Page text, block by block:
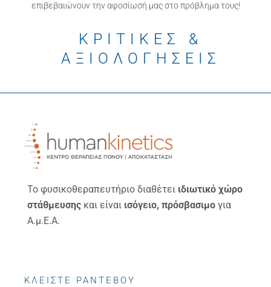
επιβεβαιώνουν την αφοσίωσή μας στο πρόβλημα τους!
ΚΡΙΤΙΚΕΣ &
ΑΞΙΟΛΟΓΗΣΕΙΣ
Το φυσικοθεραπευτήριο διαθέτει ιδιωτικό χώρο
στάθμευσης και είναι ισόγειο, πρόσβασιμο για
Α.μ.Ε.Α.
ΚΛΕΙΣΤΕ ΡΑΝΤΕΒΟΥ